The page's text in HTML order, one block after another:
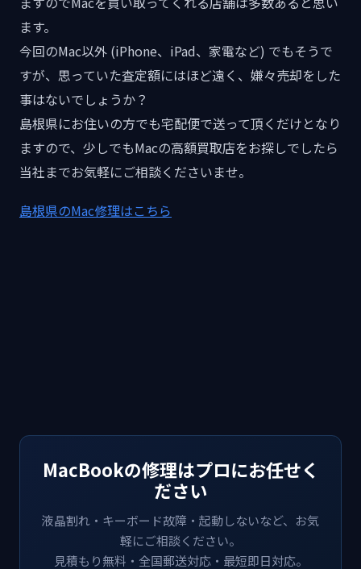
ます。
今回のMac以外 (iPhone、iPad、家電など) でもそうで
すが、思っていた査定額にはほど遠く、嫌々売却をした
事はないでしょうか？
島根県にお住いの方でも宅配便で送って頂くだけとなり
ますので、少しでもMacの高額買取店をお探しでしたら
当社までお気軽にご相談くださいませ。
島根県のMac修理はこちら
MacBookの修理はプロにお任せく
ださい
液晶割れ・キーボード故障・起動しないなど、お気
軽にご相談ください。
見積もり無料・全国郵送対応・最短即日対応。